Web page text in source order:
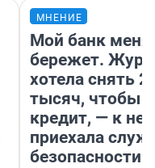
МНЕНИЕ
Мой банк меня
бережет.
хотела снять
тысяч, чтобы
кредит, — к
приехала
безопасности